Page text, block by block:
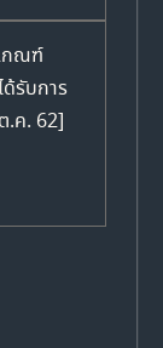
กณฑ์
รับการ
.ค. 62]